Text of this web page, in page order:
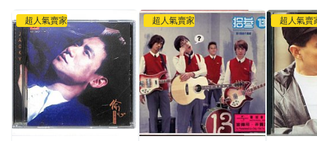
超人氣賣家 超人氣賣家 超人氣賣